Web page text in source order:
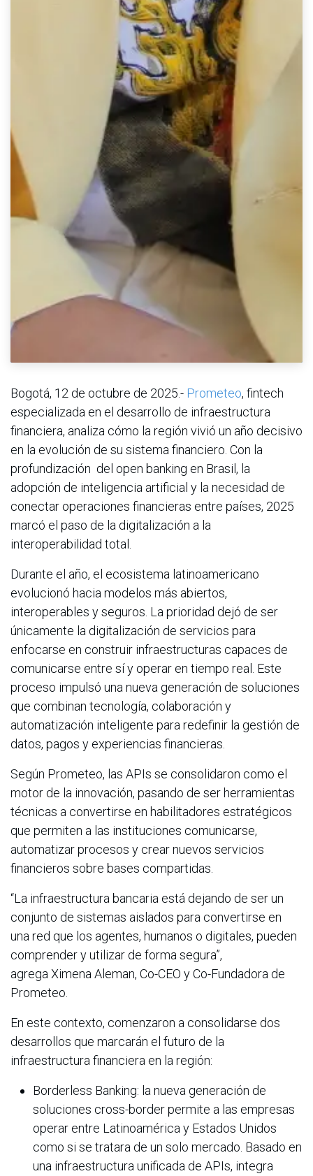
Bogotá, 12 de octubre de 2025.- Prometeo, fintech
especializada en el desarrollo de infraestructura
financiera, analiza cómo la región vivió un año decisivo
en la evolución de su sistema financiero. Con la
profundización del open banking en Brasil, la
adopción de inteligencia artificial y la necesidad de
conectar operaciones financieras entre países, 2025
marcó el paso de la digitalización a la
interoperabilidad total.
Durante el año, el ecosistema latinoamericano
evolucionó hacia modelos más abiertos,
interoperables y seguros. La prioridad dejó de ser
únicamente la digitalización de servicios para
enfocarse en construir infraestructuras capaces de
comunicarse entre sí y operar en tiempo real. Este
proceso impulsó una nueva generación de soluciones
que combinan tecnología, colaboración y
automatización inteligente para redefinir la gestión de
datos, pagos y experiencias financieras.
Según Prometeo, las APIs se consolidaron como el
motor de la innovación, pasando de ser herramientas
técnicas a convertirse en habilitadores estratégicos
que permiten a las instituciones comunicarse,
automatizar procesos y crear nuevos servicios
financieros sobre bases compartidas.
“La infraestructura bancaria está dejando de ser un
conjunto de sistemas aislados para convertirse en
una red que los agentes, humanos o digitales, pueden
comprender y utilizar de forma segura”,
agrega Ximena Aleman, Co-CEO y Co-Fundadora de
Prometeo.
En este contexto, comenzaron a consolidarse dos
desarrollos que marcarán el futuro de la
infraestructura financiera en la región:
Borderless Banking: la nueva generación de
soluciones cross-border permite a las empresas
operar entre Latinoamérica y Estados Unidos
como si se tratara de un solo mercado. Basado en
una infraestructura unificada de APIs, integra